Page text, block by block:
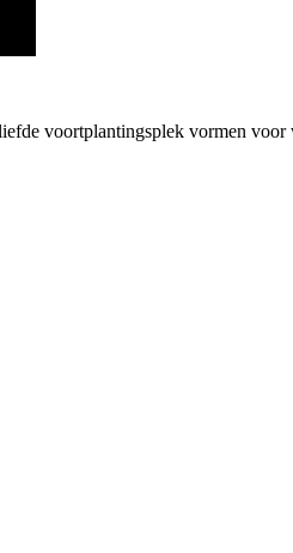
voortplantingsplek vormen